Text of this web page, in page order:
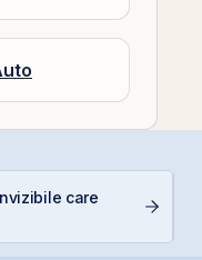
care